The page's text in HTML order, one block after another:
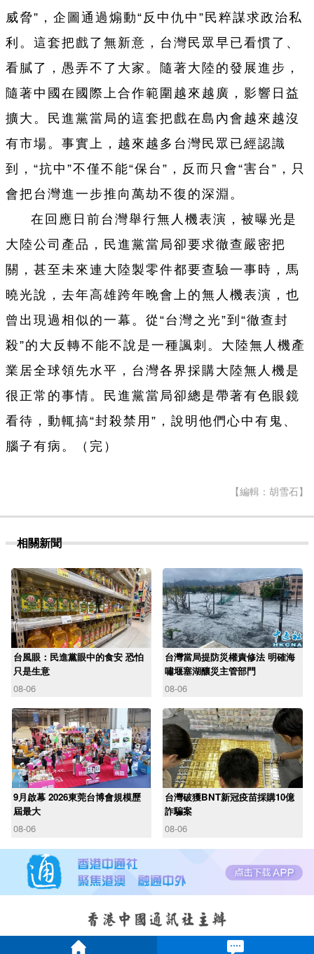
威脅”，企圖通過煽動“反中仇中”民粹謀求政治私
利。這套把戲了無新意，台灣民眾早已看慣了、
看膩了，愚弄不了大家。隨著大陸的發展進步，
隨著中國在國際上合作範圍越來越廣，影響日益
擴大。民進黨當局的這套把戲在島內會越來越沒
有市場。事實上，越來越多台灣民眾已經認識
到，“抗中”不僅不能“保台”，反而只會“害台”，只
會把台灣進一步推向萬劫不復的深淵。
在回應日前台灣舉行無人機表演，被曝光是
大陸公司產品，民進黨當局卻要求徹查嚴密把
關，甚至未來連大陸製零件都要查驗一事時，馬
曉光說，去年高雄跨年晚會上的無人機表演，也
曾出現過相似的一幕。從“台灣之光”到“徹查封
殺”的大反轉不能不說是一種諷刺。大陸無人機產
業居全球領先水平，台灣各界採購大陸無人機是
很正常的事情。民進黨當局卻總是帶著有色眼鏡
看待，動輒搞“封殺禁用”，說明他們心中有鬼、
腦子有病。（完）
【編輯：胡雪石】
相關新聞
台風眼：民進黨眼中的食安 恐怕
只是生意
08-06
台灣當局提防災權責修法 明確海
嘯堰塞湖釀災主管部門
08-06
9月啟幕 2026東莞台博會規模歷
屆最大
08-06
台灣破獲BNT新冠疫苗採購10億
詐騙案
08-06